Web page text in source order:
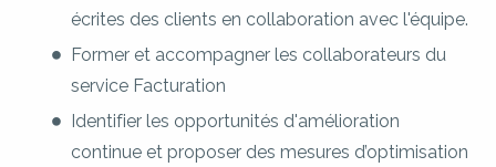
écrites des clients en collaboration avec l'équipe.
Former et accompagner les collaborateurs du
service Facturation
Identifier les opportunités d'amélioration
continue et proposer des mesures d’optimisation